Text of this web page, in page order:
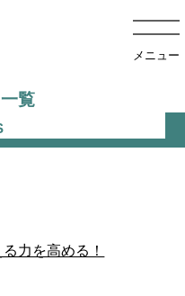
メニュー
覧
力を高める！